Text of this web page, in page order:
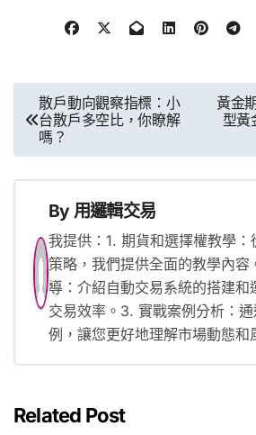
章
導
散戶動向觀察指標：小
台散戶多空比，你瞭解
嗎？
黃金
型黃
By 用邏輯交易
我提供：1. 期貨和選擇權教學
策略，我們提供全面的教學內
導：介紹自動交易系統的搭建和
交易效率。3. 實戰案例分析：
例，讓您更好地理解市場動態和
Related Post